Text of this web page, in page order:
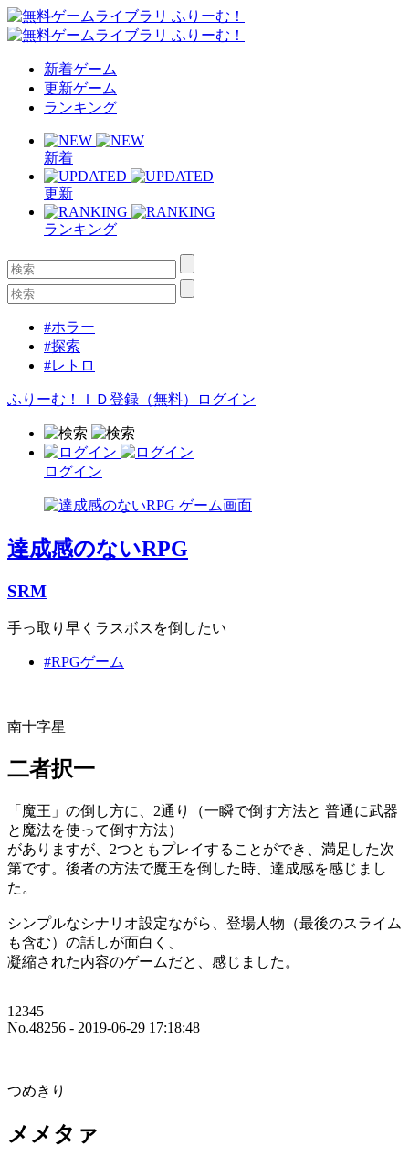
新着ゲーム
更新ゲーム
ランキング
新着
更新
ランキング
#ホラー
#探索
#レトロ
ふりーむ！ＩＤ登録（無料） ログイン
ログイン
達成感のないRPG
SRM
手っ取り早くラスボスを倒したい
#RPGゲーム
南十字星
二者択一
「魔王」の倒し方に、2通り（一瞬で倒す方法と 普通に武器
と魔法を使って倒す方法）
がありますが、2つともプレイすることができ、満足した次
第です。後者の方法で魔王を倒した時、達成感を感じまし
た。
シンプルなシナリオ設定ながら、登場人物（最後のスライム
も含む）の話しが面白く、
凝縮された内容のゲームだと、感じました。
12345
No.48256 - 2019-06-29 17:18:48
つめきり
メメタァ